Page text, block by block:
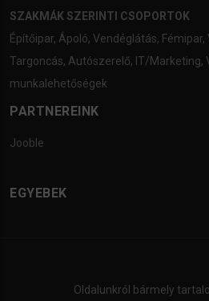
SZAKMÁK SZERINTI CSOPORTOK
Építőipar, Ápoló, Vendéglátás, Fémipar,
Targoncás, Autószerelő, IT/Marketing,
munkalehetőségek
PARTNEREINK
Jooble
EGYEBEK
Oldalunkról bármely